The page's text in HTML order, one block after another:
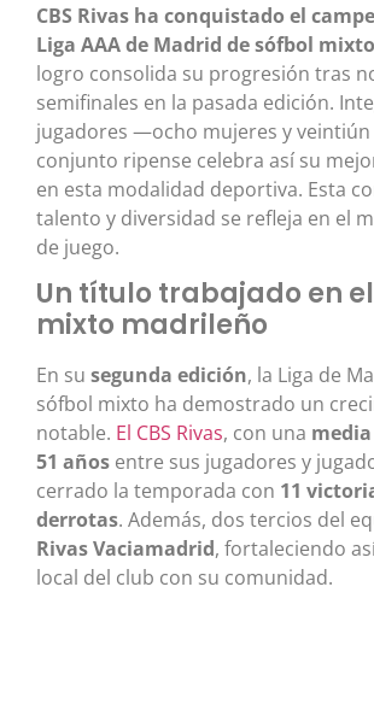
CBS Rivas ha conquistado el
Liga AAA de Madrid de sófbol
logro consolida su progresión tras
semifinales en la pasada edición.
jugadores —ocho mujeres y
conjunto ripense celebra así su
en esta modalidad deportiva. Esta
talento y diversidad se refleja en el
de juego.
Un título trabajado en
mixto madrileño
En su segunda edición, la Liga de
sófbol mixto ha demostrado un
notable. El CBS Rivas, con una
51 años entre sus jugadores y
cerrado la temporada con 11
derrotas. Además, dos tercios del
Rivas Vaciamadrid, fortaleciendo
local del club con su comunidad.